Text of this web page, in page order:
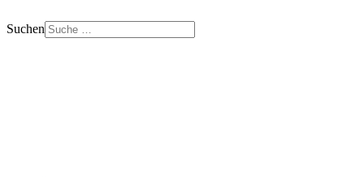
Suchen